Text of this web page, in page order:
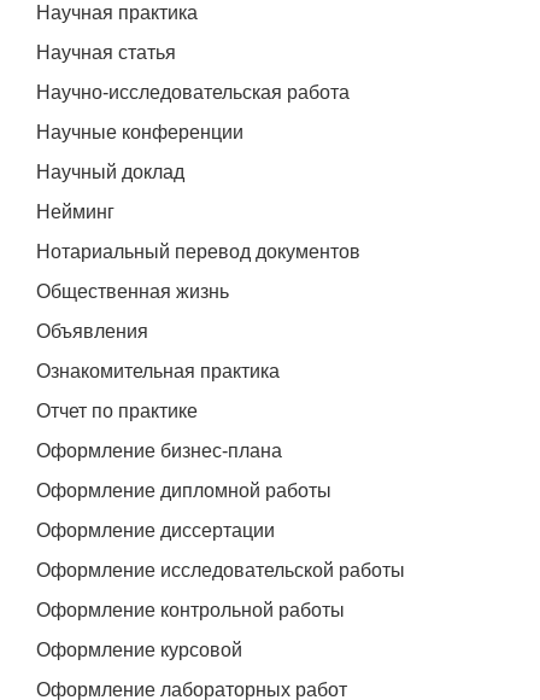
Научная практика
Научная статья
Научно-исследовательская работа
Научные конференции
Научный доклад
Нейминг
Нотариальный перевод документов
Общественная жизнь
Объявления
Ознакомительная практика
Отчет по практике
Оформление бизнес-плана
Оформление дипломной работы
Оформление диссертации
Оформление исследовательской работы
Оформление контрольной работы
Оформление курсовой
Оформление лабораторных работ